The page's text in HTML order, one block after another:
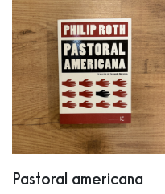
Pastoral americana